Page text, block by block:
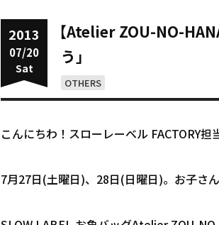
【Atelier ZOU-NO-
う」
2013
07/20
Sat
OTHERS
こんにちわ！スローレーベル FACTORY担
7月27日(土曜日)、28日(日曜日)。お子さ